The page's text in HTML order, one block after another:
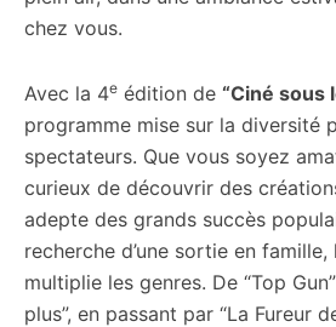
chez vous.
Avec la 4e édition de “Ciné sous
programme mise sur la diversité
spectateurs. Que vous soyez
curieux de découvrir des
adepte des grands succès
recherche d’une sortie en
multiplie les genres. De “Top
plus”, en passant par “La Fureur